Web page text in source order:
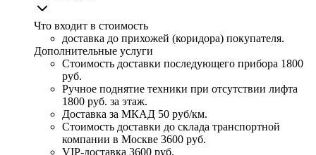
Что входит в стоимость
доставка до прихожей (коридора) покупателя.
Дополнительные услуги
Стоимость доставки последующего прибора 1800
руб.
Ручное поднятие техники при отсутствии лифта
1800 руб. за этаж.
Доставка за МКАД 50 руб/км.
Стоимость доставки до склада транспортной
компании в Москве 3600 руб.
VIP-доставка 3600 руб.